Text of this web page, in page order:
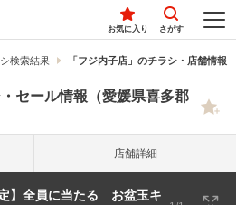
お気に入り さがす
検索結果 「フジ内子店」のチラシ・店舗情報
セール情報（愛媛県喜多郡
店舗詳細
】全員に当たる お盆玉キ